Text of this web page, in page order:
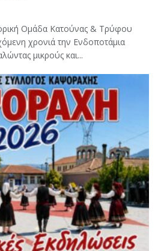
Ομάδα Κατούνας & Τρύφου
χρονιά την Ενδοποτάμια
μικρούς και...